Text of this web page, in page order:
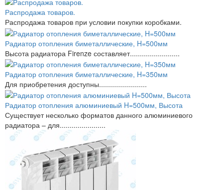
Распродажа товаров.
Распродажа товаров при условии покупки коробками.
Радиатор отопления биметаллические, H=500мм
Высота радиатора Firenze составляет.........................
Радиатор отопления биметаллические, H=350мм
Для приобретения доступны........................
Радиатор отопления алюминиевый H=500мм, Высота
Существует несколько форматов данного алюминиевого
радиатора – для.......................